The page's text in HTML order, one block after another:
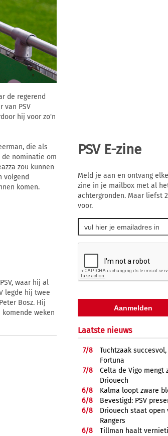
de regerend
van PSV
hij voor zo'n
die als
nominatie om
zou kunnen
volgend
komen.
waar hij al
legde hij twee
Bosz. Hij
weken
PSV E-zine
Meld je aan en ontvang
zine in je mailbox met al
achtergronden. Maar liefst
voor.
Laatste nieuws
7/8
Tuchtzaak
Fortuna
7/8
Celta de Vigo mengt
Driouech
6/8
Kalma loopt zware
6/8
Bevestigd: PSV
6/8
Driouech staat
Rangers
6/8
Tillman haalt